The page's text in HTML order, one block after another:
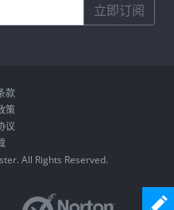
立即订阅
款
策
议
All Rights Reserved.